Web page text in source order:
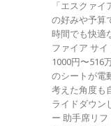
「エスクァ
の好みや予
時間でも快適
ファイア サ
1000円〜516
のシートが電
考えた角度も
ライドダウン
ー 助手席リ